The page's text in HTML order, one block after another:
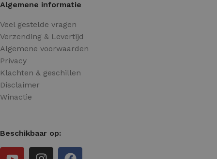
Algemene informatie
Veel gestelde vragen
Verzending & Levertijd
Algemene voorwaarden
Privacy
Klachten & geschillen
Disclaimer
Winactie
Beschikbaar op: